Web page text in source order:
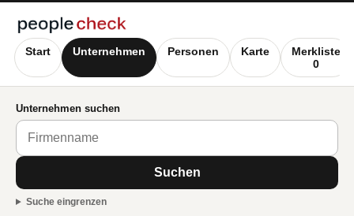
Start Unternehmen Personen Karte
Merkliste
0
Unternehmen suchen
Suchen
Suche eingrenzen